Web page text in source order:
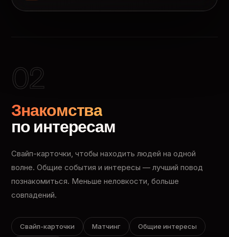
02
Знакомства
по интересам
Свайп-карточки, чтобы находить людей на одной
волне. Общие события и интересы — лучший повод
познакомиться. Меньше неловкости, больше
совпадений.
Свайп-карточки Матчинг Общие интересы